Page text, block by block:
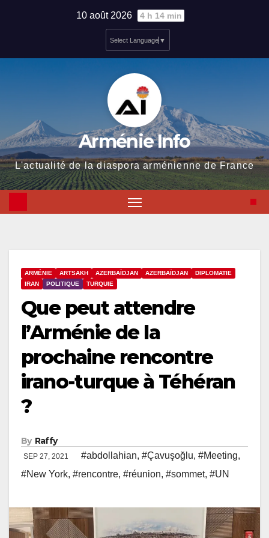
10 août 2026 4 h 14 min
Select Language ▼
Arménie Info
L'actualité de la diaspora arménienne de France
ARMÉNIE ARTSAKH AZERBAÏDJAN AZERBAÏDJAN
DIPLOMATIE
IRAN
POLITIQUE TURQUIE
Que peut attendre
l’Arménie de la
prochaine rencontre
irano-turque à Téhéran
?
By Raffy
SEP 27, 2021 #abdollahian, #Çavuşoğlu, #Meeting,
#New York, #rencontre, #réunion, #sommet, #UN